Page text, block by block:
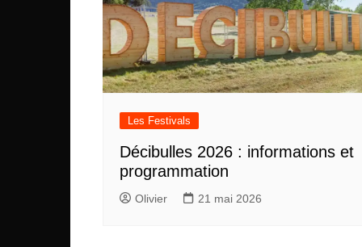
Les Festivals
Décibulles 2026 : informations et
programmation
Olivier 21 mai 2026